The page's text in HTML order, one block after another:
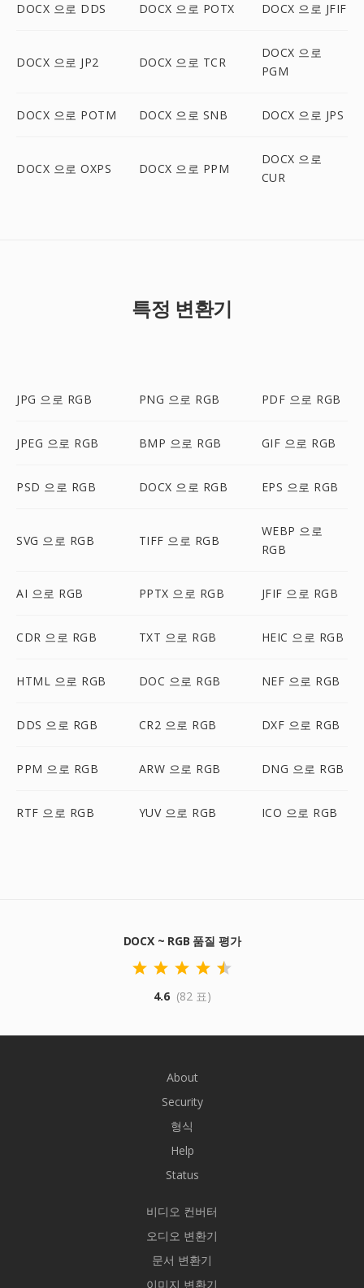
DOCX 으로 DDS DOCX 으로 POTX DOCX 으로 JFIF
DOCX 으로 JP2 DOCX 으로 TCR
DOCX 으로
PGM
DOCX 으로 POTM DOCX 으로 SNB DOCX 으로 JPS
DOCX 으로 OXPS DOCX 으로 PPM
DOCX 으로
CUR
특정 변환기
JPG 으로 RGB PNG 으로 RGB PDF 으로 RGB
JPEG 으로 RGB BMP 으로 RGB GIF 으로 RGB
PSD 으로 RGB DOCX 으로 RGB EPS 으로 RGB
SVG 으로 RGB TIFF 으로 RGB
WEBP 으로
RGB
AI 으로 RGB PPTX 으로 RGB JFIF 으로 RGB
CDR 으로 RGB TXT 으로 RGB HEIC 으로 RGB
HTML 으로 RGB DOC 으로 RGB NEF 으로 RGB
DDS 으로 RGB CR2 으로 RGB DXF 으로 RGB
PPM 으로 RGB ARW 으로 RGB DNG 으로 RGB
RTF 으로 RGB YUV 으로 RGB ICO 으로 RGB
DOCX ~ RGB 품질 평가
4.6 (82 표)
About
Security
형식
Help
Status
비디오 컨버터
오디오 변환기
문서 변환기
이미지 변환기